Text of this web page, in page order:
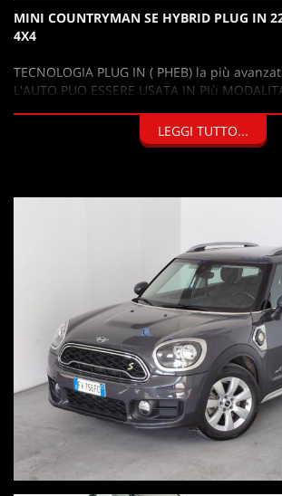
MINI COUNTRYMAN SE HYBRID PLUG IN
4X4
TECNOLOGIA PLUG IN ( PHEB) la più
L'AUTO PUO ESSERE USATA IN PIù
benzina ( MOTORE 80 CV)
2) IBRIDA CONSUMAMDO 2L di benzina
3) BENZINA TRADIZIONALE CON IL
Grazie a questa tecnologia avanzata
citta di Milano non paga ingresso in area C
giornaliero )
USATO DI QUALITA' CERTIFICATA
- unico proprietario noleggio a lungo
- ha superato egregiamente i nostri test di
- tagliando già effettuato valido per i
anno senza spese
- garanzia del costruttore 8 anni sulla
garanzia meccanica del concessionario 12
LEGGI TUTTO...